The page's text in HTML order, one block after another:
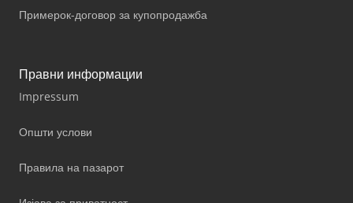
Примерок-договор за купопродажба
Правни информации
Impressum
Општи услови
Правила на пазарот